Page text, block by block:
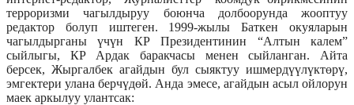
терроризми чагылдыруу боюнча долбоорунда жооптуу
редактор болуп иштеген. 1999-жылы Баткен окуяларын
чагылдырганы үчүн КР Президентинин “Алтын калем”
сыйлыгы, КР Ардак баракчасы менен сыйланган. Айта
берсек, Жыргалбек агайдын бул сыяктуу ишмердүүлүктөрү,
эмгектери улана берчүдөй. Анда эмесе, агайдын асыл ойлорун
маек аркылуу улантсак: